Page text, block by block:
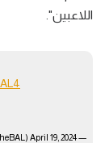
اللاعبين".
— Basketball Africa League (@theBAL)
April 19, 2024